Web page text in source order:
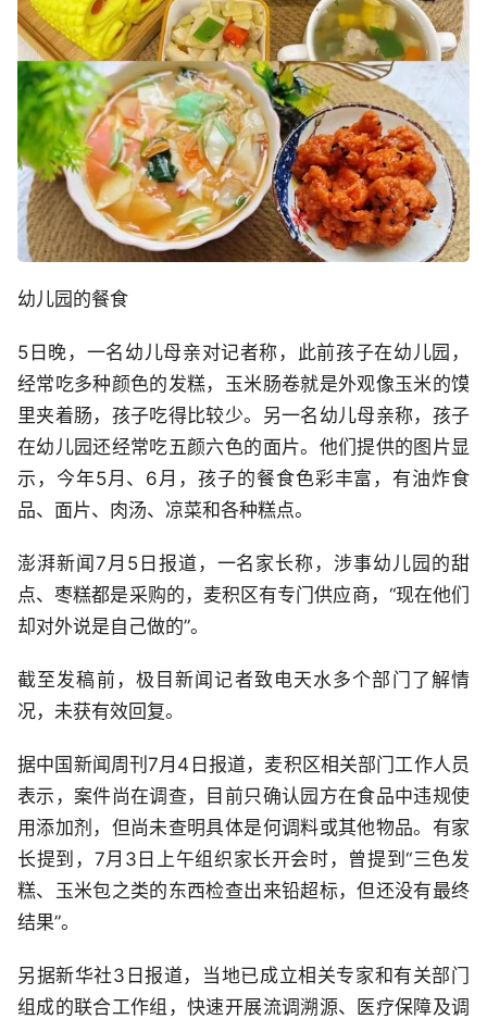
幼儿园的餐食
5日晚，一名幼儿母亲对记者称，此前孩子在幼儿园，
经常吃多种颜色的发糕，玉米肠卷就是外观像玉米的馍
里夹着肠，孩子吃得比较少。另一名幼儿母亲称，孩子
在幼儿园还经常吃五颜六色的面片。他们提供的图片显
示，今年5月、6月，孩子的餐食色彩丰富，有油炸食
品、面片、肉汤、凉菜和各种糕点。
澎湃新闻7月5日报道，一名家长称，涉事幼儿园的甜
点、枣糕都是采购的，麦积区有专门供应商，“现在他们
却对外说是自己做的”。
截至发稿前，极目新闻记者致电天水多个部门了解情
况，未获有效回复。
据中国新闻周刊7月4日报道，麦积区相关部门工作人员
表示，案件尚在调查，目前只确认园方在食品中违规使
用添加剂，但尚未查明具体是何调料或其他物品。有家
长提到，7月3日上午组织家长开会时，曾提到“三色发
糕、玉米包之类的东西检查出来铅超标，但还没有最终
结果”。
另据新华社3日报道，当地已成立相关专家和有关部门
组成的联合工作组，快速开展流调溯源、医疗保障及调